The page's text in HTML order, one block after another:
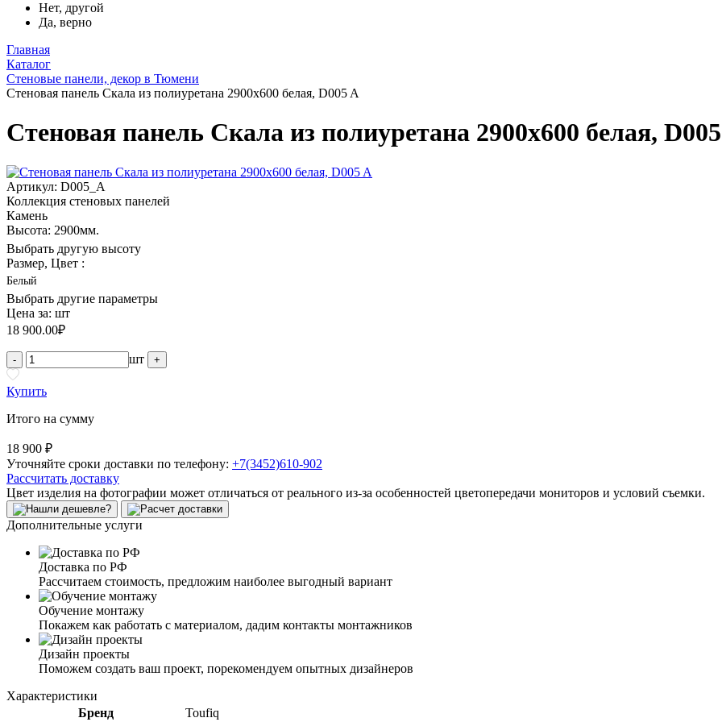
Нет, другой
Да, верно
Главная
Каталог
Стеновые панели, декор в Тюмени
Стеновая панель Скала из полиуретана 2900х600 белая, D005 A
Стеновая панель Скала из полиуретана 2900х600 белая,
Артикул: D005_A
Коллекция стеновых панелей
Камень
Высота: 2900мм.
Выбрать другую высоту
Размер, Цвет :
Белый
Выбрать другие параметры
Цена за: шт
18 900.00₽
- шт +
Купить
Итого на сумму
18 900 ₽
Уточняйте сроки доставки по телефону: +7(3452)610-902
Рассчитать доставку
Цвет изделия на фотографии может отличаться от реального из-за особенностей цветопередачи мониторов и условий съемки.
Дополнительные услуги
Доставка по РФ
Рассчитаем стоимость, предложим наиболее выгодный вариант
Обучение монтажу
Покажем как работать с материалом, дадим контакты монтажников
Дизайн проекты
Поможем создать ваш проект, порекомендуем опытных дизайнеров
Характеристики
Бренд
Toufiq